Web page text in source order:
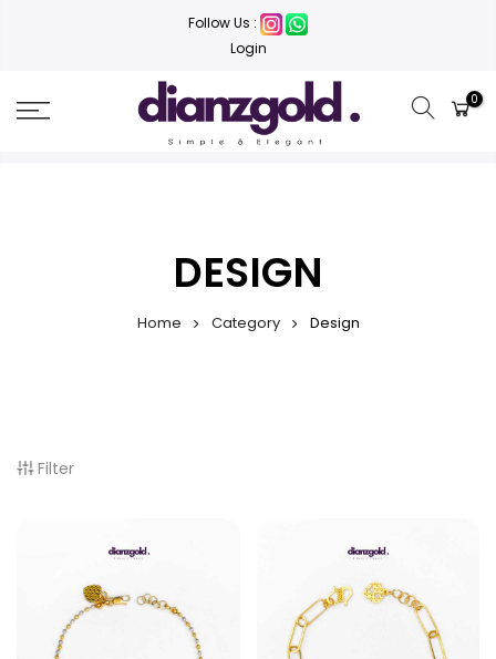
Follow Us :
Login
0
DESIGN
Home Category Design
Filter